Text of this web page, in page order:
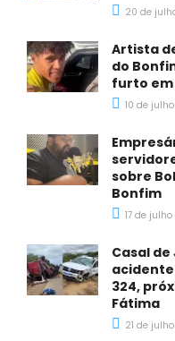
20 de
Artista
do
furto em
10 de
sobre
Bonfim
17 de
Casal
acidente
324,
Fátima
21 de